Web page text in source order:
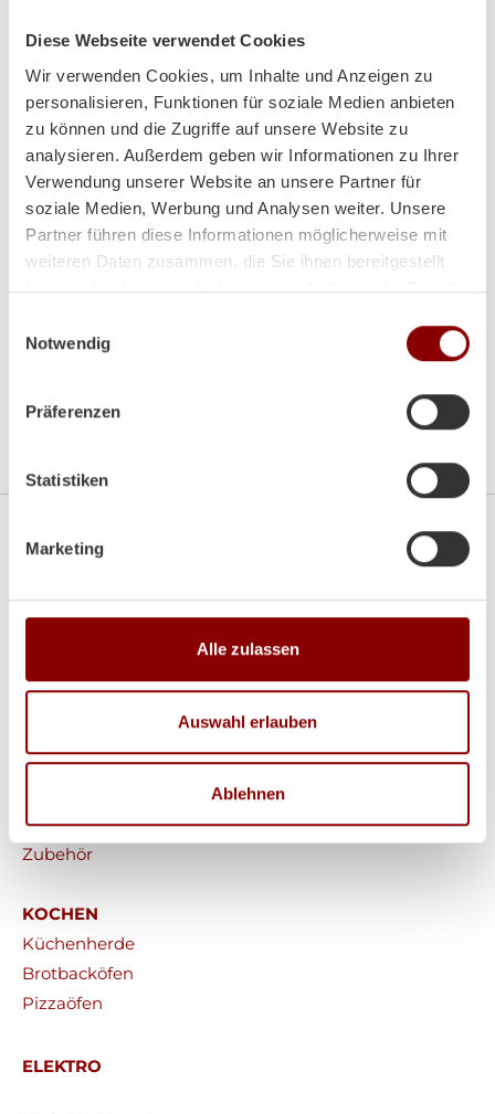
Diese Webseite verwendet Cookies
Wir verwenden Cookies, um Inhalte und Anzeigen zu
personalisieren, Funktionen für soziale Medien anbieten
zu können und die Zugriffe auf unsere Website zu
analysieren. Außerdem geben wir Informationen zu Ihrer
Verwendung unserer Website an unsere Partner für
soziale Medien, Werbung und Analysen weiter. Unsere
Partner führen diese Informationen möglicherweise mit
weiteren Daten zusammen, die Sie ihnen bereitgestellt
haben oder die sie im Rahmen Ihrer Nutzung der Dienste
Notwendig
Präferenzen
Statistiken
Marketing
Alle zulassen
Auswahl erlauben
Ablehnen
Mo-Di:8:00-12:00 Uhr / 14:00-18:00 Uhr
Mi:8:00 - 12:00 Uhr
Do-Fr:8:00-12:00 Uhr / 14:00-18:00 Uhr
Sa: 9:00 - 12:00 Uhr
Google Map zu sehen
Kaminöfen
Pelletöfen
Saunaöfen
Zubehör
KOCHEN
Küchenherde
Brotbacköfen
Pizzaöfen
ELEKTRO